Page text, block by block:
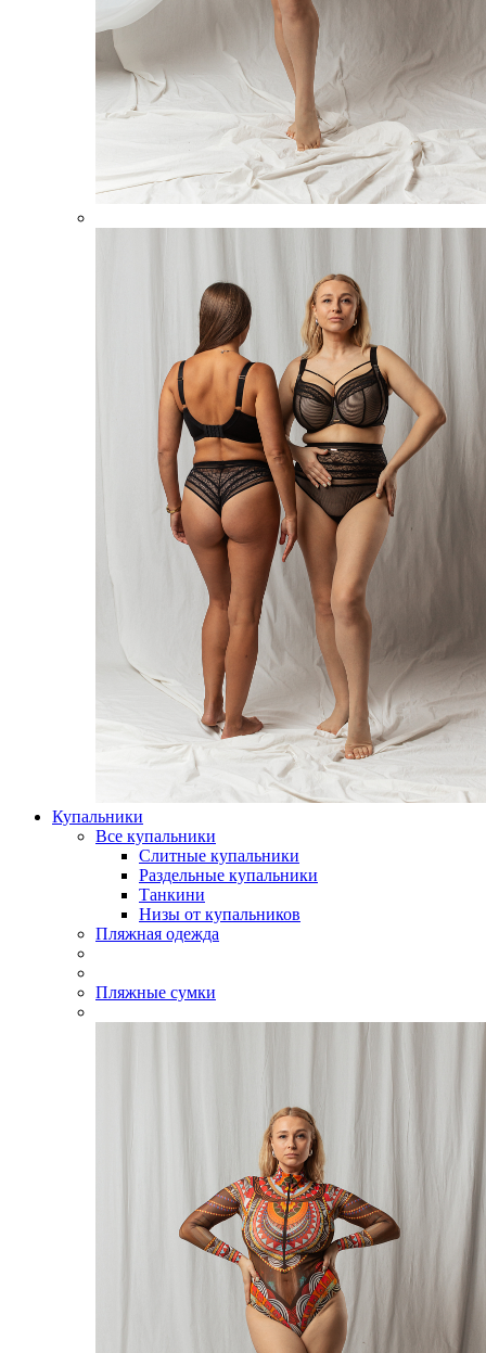
Купальники
Все купальники
Слитные купальники
Раздельные купальники
Танкини
Низы от купальников
Пляжная одежда
Пляжные сумки